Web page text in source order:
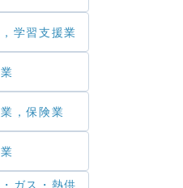
学習支援業
，保険業
ガス・熱供